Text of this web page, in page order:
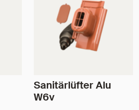
Sanitärlüfter Alu
W6v